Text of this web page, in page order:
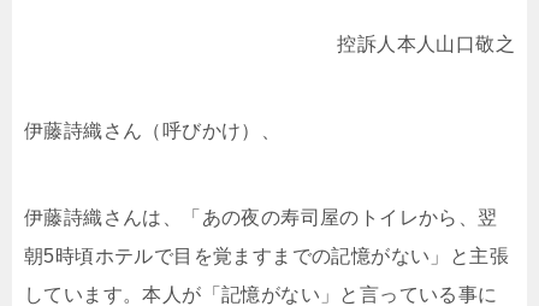
控訴人本人山口敬之
伊藤詩織さん（呼びかけ）、
伊藤詩織さんは、「あの夜の寿司屋のトイレから、翌
朝5時頃ホテルで目を覚ますまでの記憶がない」と主張
しています。本人が「記憶がない」と言っている事に